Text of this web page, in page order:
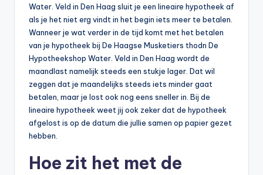
Water. Veld in Den Haag sluit je een lineaire hypotheek af
als je het niet erg vindt in het begin iets meer te betalen.
Wanneer je wat verder in de tijd komt met het betalen
van je hypotheek bij De Haagse Musketiers thodn De
Hypotheekshop Water. Veld in Den Haag wordt de
maandlast namelijk steeds een stukje lager. Dat wil
zeggen dat je maandelijks steeds iets minder gaat
betalen, maar je lost ook nog eens sneller in. Bij de
lineaire hypotheek weet jij ook zeker dat de hypotheek
afgelost is op de datum die jullie samen op papier gezet
hebben.
Hoe zit het met de